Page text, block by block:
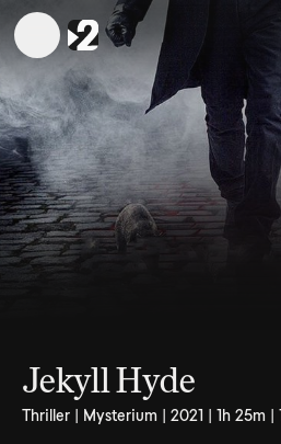
Jekyll Hyde
Thriller | Mysterium | 2021 | 1h 25m |